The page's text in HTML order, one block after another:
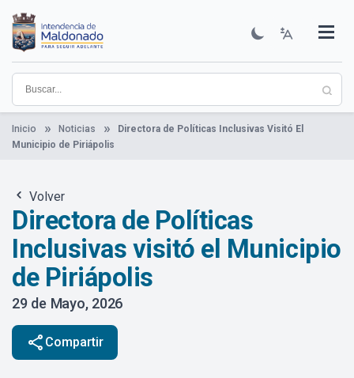
contenido
principal
Institucional
Municipios
Descubre Maldonado
Comunicación
Servicios
Guía De Trámites
Ver Noticias
Inicio Noticias
Directora de Políticas Inclusivas Visitó El
Municipio de Piriápolis
Volver
Directora de Políticas
Inclusivas visitó el Municipio
de Piriápolis
29 de Mayo, 2026
share Compartir